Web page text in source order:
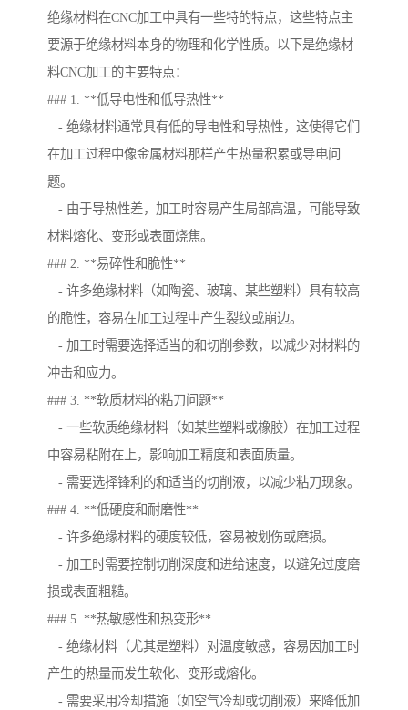
绝缘材料在CNC加工中具有一些特的特点，这些特点主
要源于绝缘材料本身的物理和化学性质。以下是绝缘材
料CNC加工的主要特点：
### 1. **低导电性和低导热性**
- 绝缘材料通常具有低的导电性和导热性，这使得它们
在加工过程中像金属材料那样产生热量积累或导电问
题。
- 由于导热性差，加工时容易产生局部高温，可能导致
材料熔化、变形或表面烧焦。
### 2. **易碎性和脆性**
- 许多绝缘材料（如陶瓷、玻璃、某些塑料）具有较高
的脆性，容易在加工过程中产生裂纹或崩边。
- 加工时需要选择适当的和切削参数，以减少对材料的
冲击和应力。
### 3. **软质材料的粘刀问题**
- 一些软质绝缘材料（如某些塑料或橡胶）在加工过程
中容易粘附在上，影响加工精度和表面质量。
- 需要选择锋利的和适当的切削液，以减少粘刀现象。
### 4. **低硬度和耐磨性**
- 许多绝缘材料的硬度较低，容易被划伤或磨损。
- 加工时需要控制切削深度和进给速度，以避免过度磨
损或表面粗糙。
### 5. **热敏感性和热变形**
- 绝缘材料（尤其是塑料）对温度敏感，容易因加工时
产生的热量而发生软化、变形或熔化。
- 需要采用冷却措施（如空气冷却或切削液）来降低加